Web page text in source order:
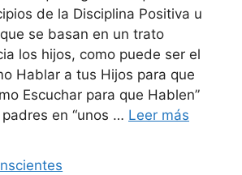
de la Disciplina Positiva u
se basan en un trato
los hijos, como puede ser el
Hablar a tus Hijos para que
Escuchar para que Hablen”
en “unos … Leer más